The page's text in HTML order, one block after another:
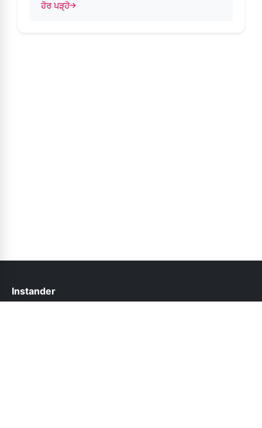
ਹੋਰ ਪੜ੍ਹੋ
about ਇੰਸਟੈਂਡਰ ਏਪੀਕੇ – ਸੁਚਾਰੂ ਵਰਤੋਂ ਲਈ ਇੰਸਟਾਲੇਸ਼ਨ ਸਮੱਸਿਆਵਾਂ ਨੂੰ
Instander